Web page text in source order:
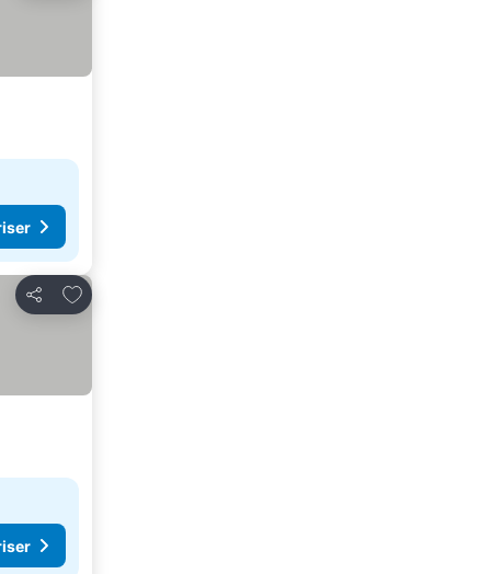
Dela
Lägg till i Mina Favoriter